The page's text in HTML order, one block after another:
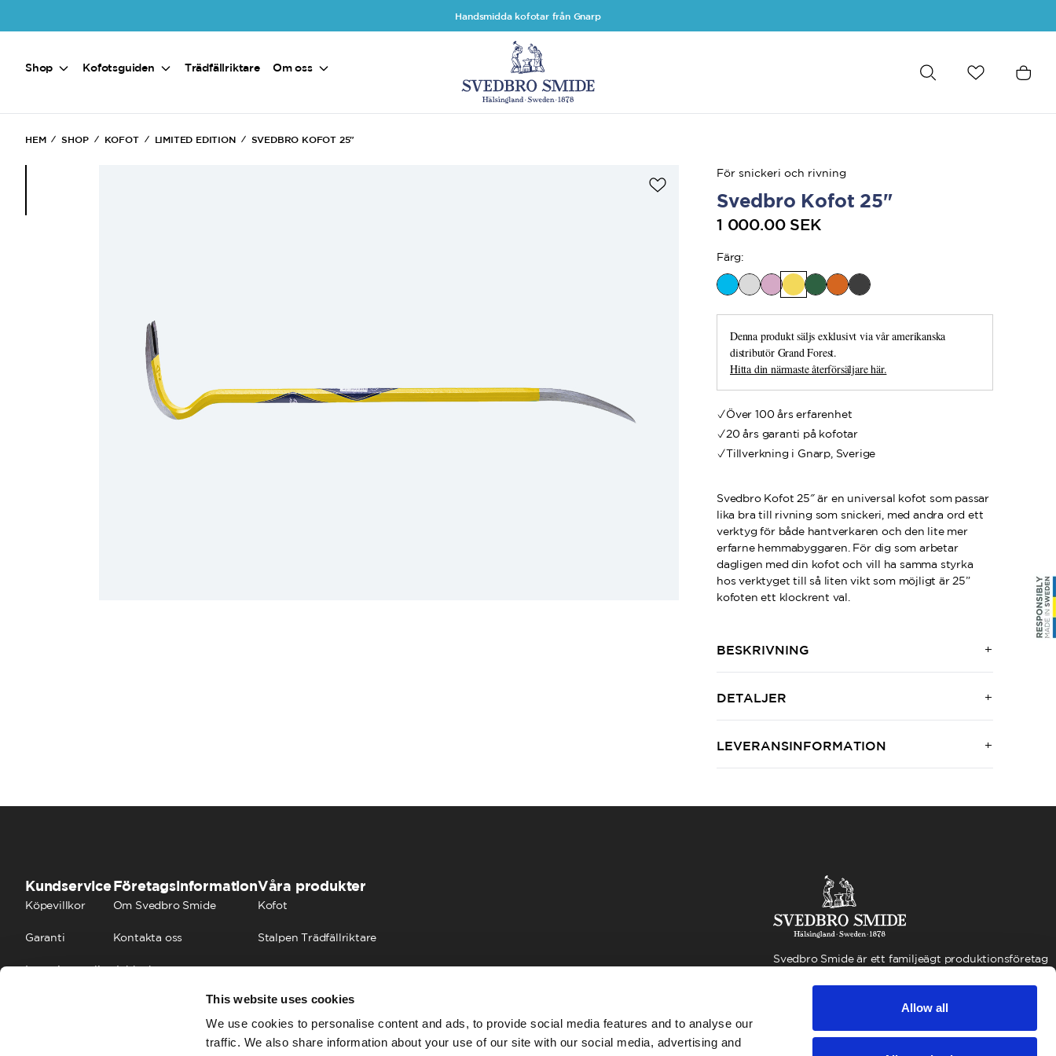
This website uses cookies
We use cookies to personalise content and ads, to provide social media features and to analyse our
traffic. We also share information about your use of our site with our social media, advertising and
Allow all
Handsmidda kofotar från Gnarp
Shop Kofotsguiden Trädfällriktare Om oss
HEM SHOP KOFOT LIMITED EDITION SVEDBRO KOFOT 25"
För snickeri och rivning
Svedbro Kofot 25"
1 000.00 SEK
Färg:
Denna produkt säljs exklusivt via vår amerikanska
distributör Grand Forest.
Hitta din närmaste återförsäljare här.
Över 100 års erfarenhet
20 års garanti på kofotar
Tillverkning i Gnarp, Sverige
Svedbro Kofot 25″ är en universal kofot som passar
lika bra till rivning som snickeri, med andra ord ett
verktyg för både hantverkaren och den lite mer
erfarne hemmabyggaren. För dig som arbetar
dagligen med din kofot och vill ha samma styrka
hos verktyget till så liten vikt som möjligt är 25”
kofoten ett klockrent val.
BESKRIVNING
DETALJER
LEVERANSINFORMATION
Kundservice
Köpevillkor
Garanti
Integritetspolicy
Företagsinformation
Om Svedbro Smide
Kontakta oss
Jobba hos oss
Våra produkter
Kofot
Stalpen Trädfällriktare
Svedbro Smide är ett familjeägt produktionsföretag
företaget funnits, har vi byggt upp en verksamhet
kring smidesproduktion och smideskunskap, med
är idag fokuserad på Svedbro Kofot och